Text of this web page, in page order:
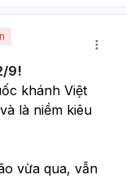
9!
khánh Việt
là niềm kiêu
vừa qua, vẫn